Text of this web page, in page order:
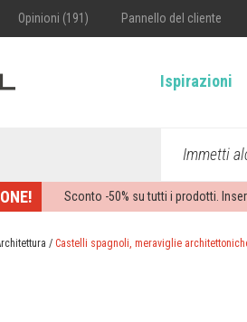
Opinioni (191) Pannello del cliente
Ispirazioni
Immetti
Sconto -50% su tutti i prodotti.
/ Castelli spagnoli, meraviglie